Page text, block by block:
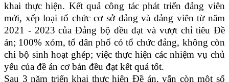
khai thực hiện. Kết quả công tác phát triển đảng viên
mới, xếp loại tổ chức cơ sở đảng và đảng viên từ năm
2021 - 2023 của Đảng bộ đều đạt và vượt chỉ tiêu Đề
án; 100% xóm, tổ dân phố có tổ chức đảng, không còn
chi bộ sinh hoạt ghép; việc thực hiện các nhiệm vụ chủ
yếu của đề án cơ bản đều đạt kết quả tốt.
Sau 3 năm triển khai thực hiện Đề án, vẫn còn một số